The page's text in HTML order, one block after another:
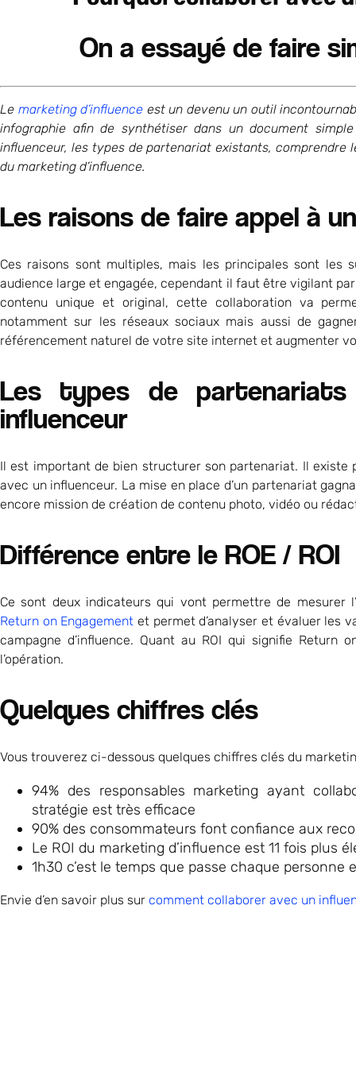
On a essayé de faire
Le marketing d’influence est un devenu un outil
infographie afin de synthétiser dans un document
influenceur, les types de partenariat existants, comprendre
du marketing d’influence.
Les raisons de faire appel à
Ces raisons sont multiples, mais les principales sont
audience large et engagée, cependant il faut être vigilant
contenu unique et original, cette collaboration va
notamment sur les réseaux sociaux mais aussi de
référencement naturel de votre site internet et augmenter
Les types de
influenceur
Il est important de bien structurer son partenariat. Il
avec un influenceur. La mise en place d’un partenariat
encore mission de création de contenu photo, vidéo ou
Différence entre le ROE / ROI
Ce sont deux indicateurs qui vont permettre de mesurer
Return on Engagement et permet d’analyser et évaluer les
campagne d’influence. Quant au ROI qui signifie
l’opération.
Quelques chiffres clés
Vous trouverez ci-dessous quelques chiffres clés du
94% des responsables marketing ayant
stratégie est très efficace
90% des consommateurs font confiance aux
Le ROI du marketing d’influence est 11 fois plus
1h30 c’est le temps que passe chaque
Envie d’en savoir plus sur comment collaborer avec un